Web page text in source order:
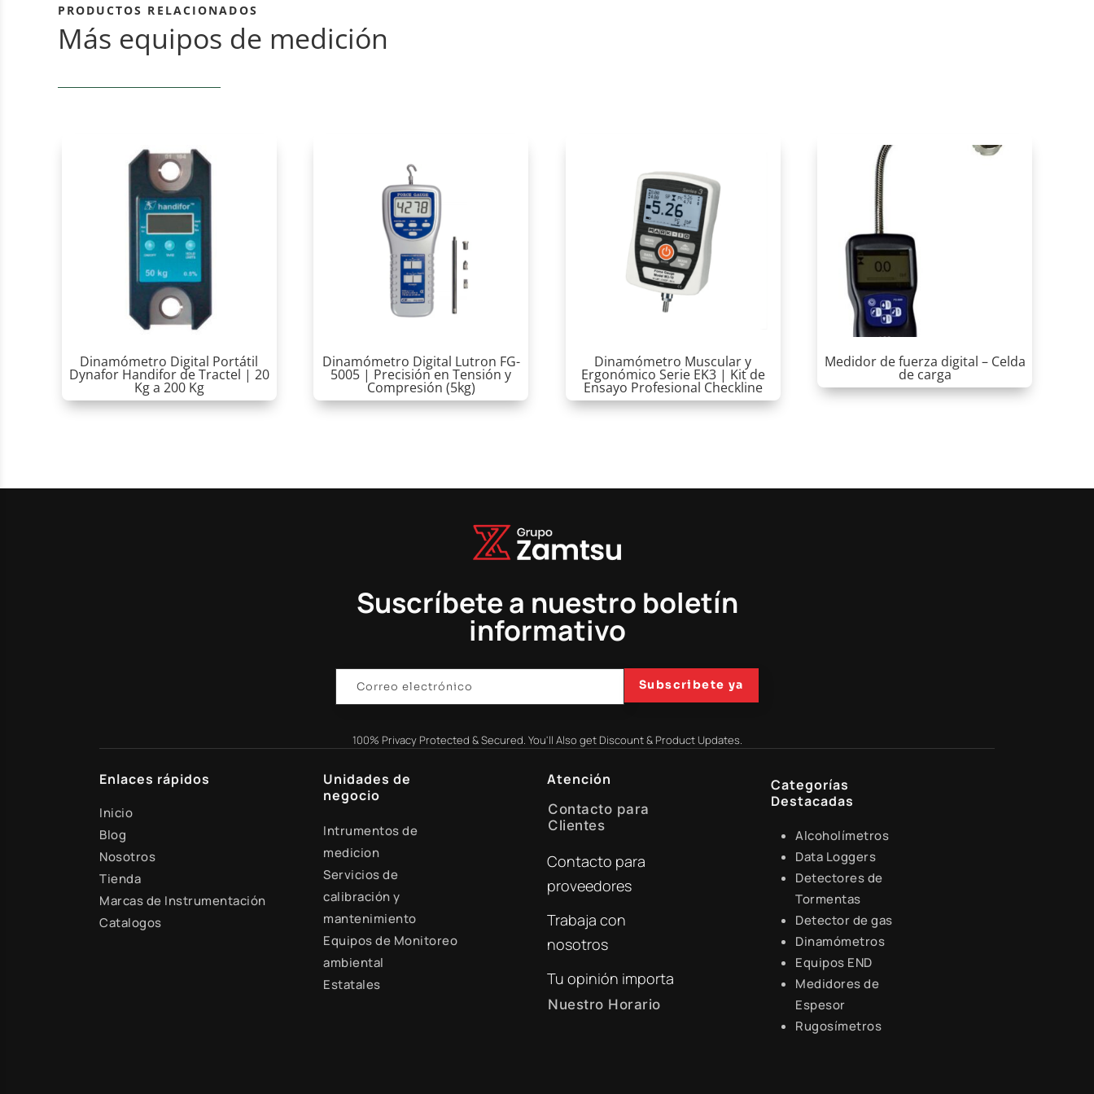
PRODUCTOS RELACIONADOS
Más equipos de medición
Dinamómetro Digital Portátil
Dynafor Handifor de Tractel | 20
Kg a 200 Kg
Dinamómetro Digital Lutron FG-
5005 | Precisión en Tensión y
Compresión (5kg)
Dinamómetro Muscular y
Ergonómico Serie EK3 | Kit de
Ensayo Profesional Checkline
Medidor de fuerza digital – Celda
de carga
Suscríbete a nuestro boletín
informativo
Subscribete ya
100% Privacy Protected & Secured. You'll Also get Discount & Product Updates.
Enlaces rápidos
Inicio
Blog
Nosotros
Tienda
Marcas de Instrumentación
Catalogos
Unidades de
negocio
Intrumentos de
medicion
Servicios de
calibración y
mantenimiento
Equipos de Monitoreo
ambiental
Estatales
Atención
Contacto para
Clientes
+51 941 525 454
digital@zamtsu.com
Contacto para
proveedores
Trabaja con
nosotros
Tu opinión importa
Nuestro Horario
Categorías
Destacadas
Alcoholímetros
Data Loggers
Detectores de
Tormentas
Detector de gas
Dinamómetros
Equipos END
Medidores de
Espesor
Rugosímetros